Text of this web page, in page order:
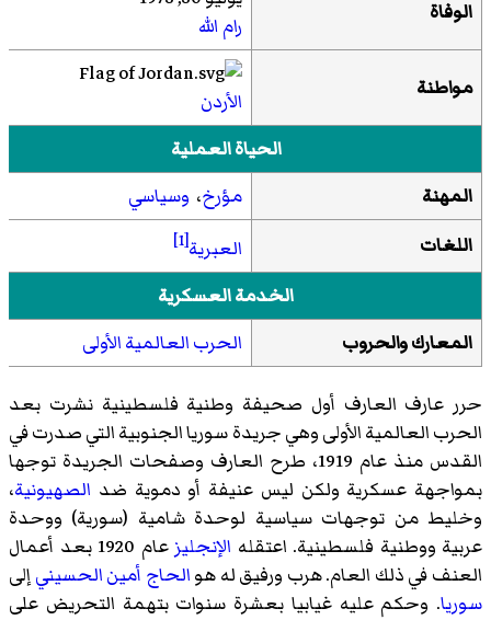
الوفاة
رام الله
مواطنة
الأردن
الحياة العملية
المهنة
مؤرخ، وسياسي
اللغات
العبرية[1]
الخدمة العسكرية
المعارك والحروب
الحرب العالمية الأولى
حرر عارف العارف أول صحيفة وطنية فلسطينية نشرت بعد
الحرب العالمية الأولى وهي جريدة سوريا الجنوبية التي صدرت في
القدس منذ عام 1919، طرح العارف وصفحات الجريدة توجها
بمواجهة عسكرية ولكن ليس عنيفة أو دموية ضد الصهيونية،
وخليط من توجهات سياسية لوحدة شامية (سورية) ووحدة
عربية ووطنية فلسطينية. اعتقله الإنجليز
عام 1920 بعد أعمال
العنف في ذلك العام. هرب ورفيق له هوالحاج أمين الحسينيإلى
سوريا. وحكم عليه غيابيا بعشرة سنوات بتهمة التحريض على